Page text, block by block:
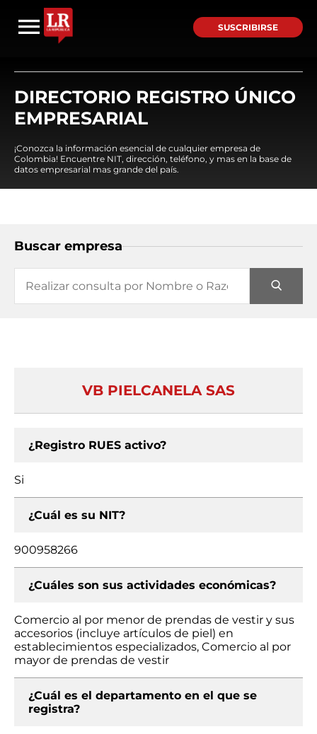
SUSCRIBIRSE
DIRECTORIO REGISTRO ÚNICO
EMPRESARIAL
¡Conozca la información esencial de cualquier empresa de
Colombia! Encuentre NIT, dirección, teléfono, y mas en la base de
datos empresarial mas grande del país.
Buscar empresa
VB PIELCANELA SAS
¿Registro RUES activo?
Si
¿Cuál es su NIT?
900958266
¿Cuáles son sus actividades económicas?
Comercio al por menor de prendas de vestir y sus
accesorios (incluye artículos de piel) en
establecimientos especializados, Comercio al por
mayor de prendas de vestir
¿Cuál es el departamento en el que se
registra?